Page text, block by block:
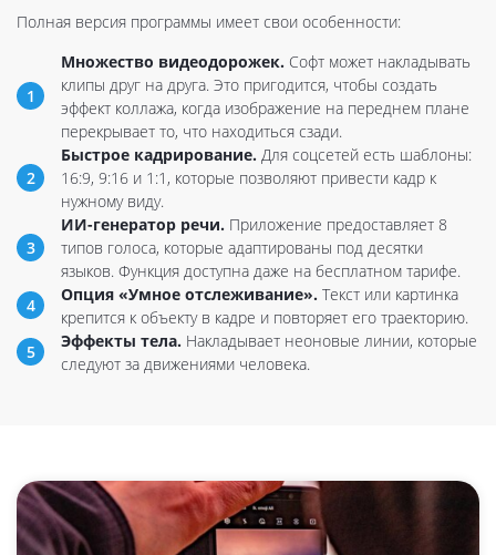
Полная версия программы имеет свои особенности:
Множество видеодорожек. Софт может накладывать
клипы друг на друга. Это пригодится, чтобы создать
эффект коллажа, когда изображение на переднем плане
перекрывает то, что находиться сзади.
Быстрое кадрирование. Для соцсетей есть шаблоны:
16:9, 9:16 и 1:1, которые позволяют привести кадр к
нужному виду.
ИИ-генератор речи. Приложение предоставляет 8
типов голоса, которые адаптированы под десятки
языков. Функция доступна даже на бесплатном тарифе.
Опция «Умное отслеживание». Текст или картинка
крепится к объекту в кадре и повторяет его траекторию.
Эффекты тела. Накладывает неоновые линии, которые
следуют за движениями человека.